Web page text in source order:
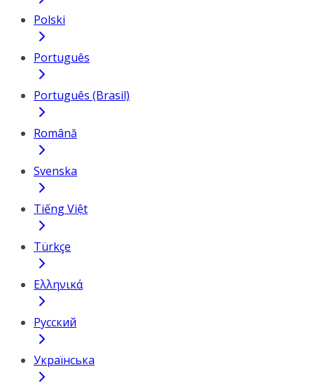
Polski
Português
Português (Brasil)
Română
Svenska
Tiếng Việt
Türkçe
Ελληνικά
Русский
Українська